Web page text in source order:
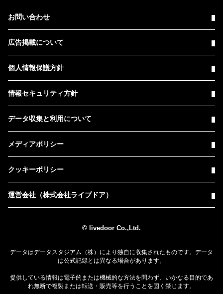
お問い合わせ
広告掲載について
個人情報保護方針
情報セキュリティ方針
データ収集と利用について
メディアポリシー
クッキーポリシー
運営会社（株式会社ライブドア）
© livedoor Co.,Ltd.
データはデータスタジアム（株）により独自に収集されたものです。データ
は公式記録とは異なる場合があります。
提供している情報は電子的または機械的な方法を問わず、いかなる目的であ
れ無断で複製または転送・販売等を行うことを固く禁じます。